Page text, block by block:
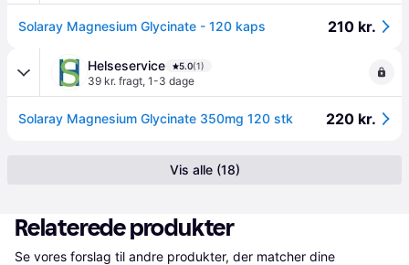
Solaray Magnesium Glycinate - 120 kaps 210 kr.
Helseservice 5.0(1)
39 kr. fragt, 1-3 dage
Solaray Magnesium Glycinate 350mg 120 stk 220 kr.
Vis alle (18)
Relaterede produkter
Se vores forslag til andre produkter, der matcher dine